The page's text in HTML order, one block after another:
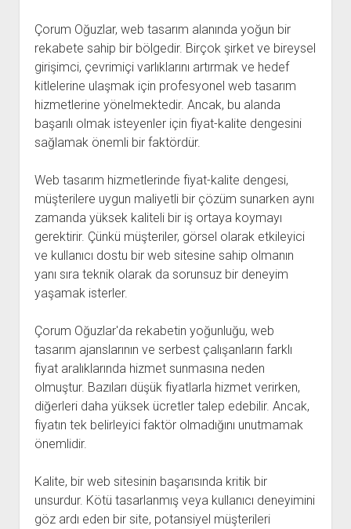
Çorum Oğuzlar, web tasarım alanında yoğun bir
rekabete sahip bir bölgedir. Birçok şirket ve bireysel
girişimci, çevrimiçi varlıklarını artırmak ve hedef
kitlelerine ulaşmak için profesyonel web tasarım
hizmetlerine yönelmektedir. Ancak, bu alanda
başarılı olmak isteyenler için fiyat-kalite dengesini
sağlamak önemli bir faktördür.
Web tasarım hizmetlerinde fiyat-kalite dengesi,
müşterilere uygun maliyetli bir çözüm sunarken aynı
zamanda yüksek kaliteli bir iş ortaya koymayı
gerektirir. Çünkü müşteriler, görsel olarak etkileyici
ve kullanıcı dostu bir web sitesine sahip olmanın
yanı sıra teknik olarak da sorunsuz bir deneyim
yaşamak isterler.
Çorum Oğuzlar'da rekabetin yoğunluğu, web
tasarım ajanslarının ve serbest çalışanların farklı
fiyat aralıklarında hizmet sunmasına neden
olmuştur. Bazıları düşük fiyatlarla hizmet verirken,
diğerleri daha yüksek ücretler talep edebilir. Ancak,
fiyatın tek belirleyici faktör olmadığını unutmamak
önemlidir.
Kalite, bir web sitesinin başarısında kritik bir
unsurdur. Kötü tasarlanmış veya kullanıcı deneyimini
göz ardı eden bir site, potansiyel müşterileri